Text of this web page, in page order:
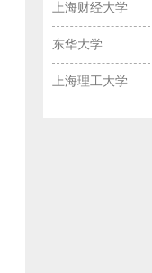
上海财经大学
东华大学
上海理工大学